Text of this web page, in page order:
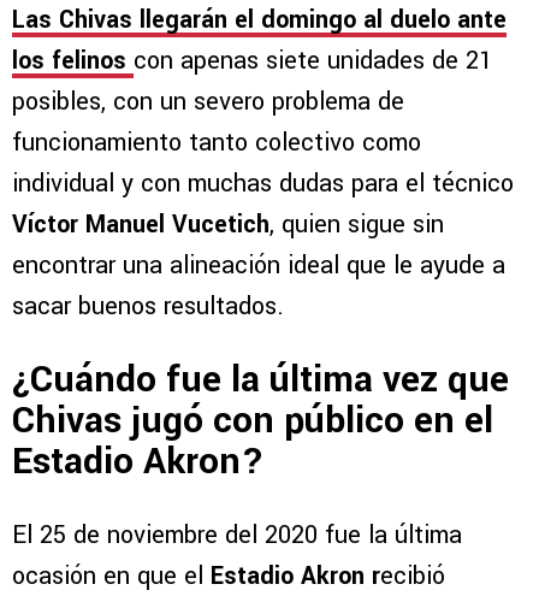
Las Chivas llegarán el domingo al duelo ante
los felinos con apenas siete unidades de 21
posibles, con un severo problema de
funcionamiento tanto colectivo como
individual y con muchas dudas para el técnico
Víctor Manuel Vucetich, quien sigue sin
encontrar una alineación ideal que le ayude a
sacar buenos resultados.
¿Cuándo fue la última vez que
Chivas jugó con público en el
Estadio Akron?
El 25 de noviembre del 2020 fue la última
ocasión en que el Estadio Akron recibió